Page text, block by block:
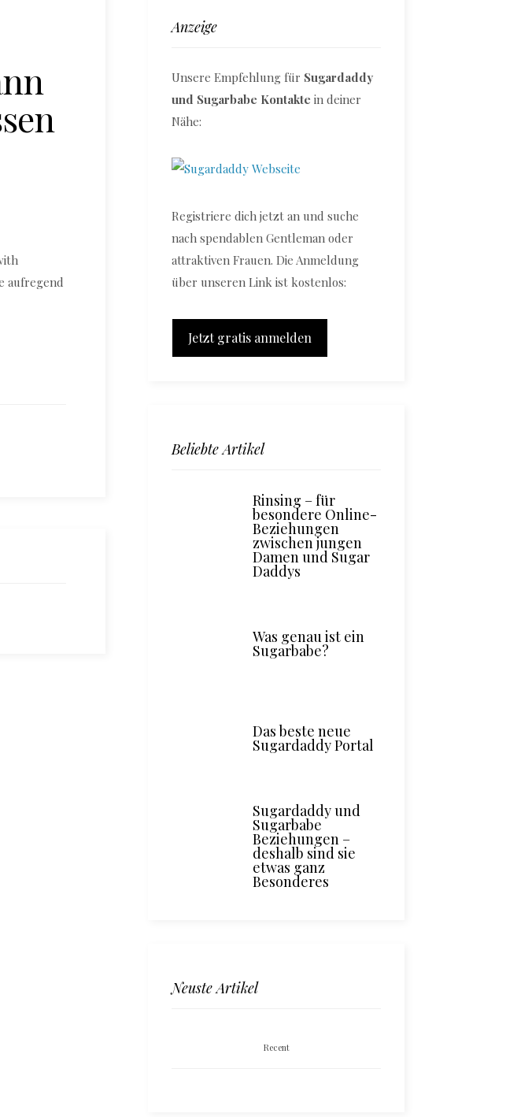
aufregend
Anzeige
Unsere Empfehlung für Sugardaddy
und Sugarbabe Kontakte in deiner
Nähe:
Registriere dich jetzt an und suche
nach spendablen Gentleman oder
attraktiven Frauen. Die Anmeldung
über unseren Link ist kostenlos:
Jetzt gratis anmelden
Beliebte Artikel
Rinsing – für
besondere Online-
Beziehungen
zwischen jungen
Damen und Sugar
Daddys
Was genau ist ein
Sugarbabe?
Das beste neue
Sugardaddy Portal
Sugardaddy und
Sugarbabe
Beziehungen –
deshalb sind sie
etwas ganz
Besonderes
Neuste Artikel
Recent